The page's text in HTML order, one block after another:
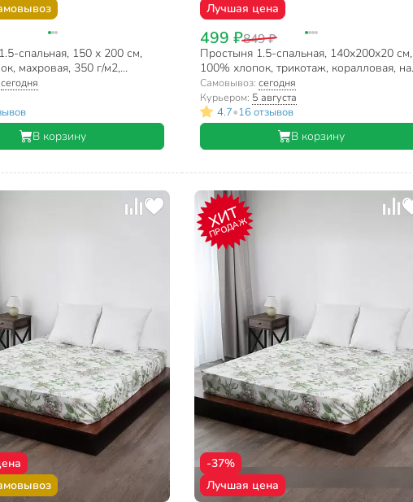
спальная, 150 х 200 см,
махровая, 350 г/м2,
Вышневолоцкий текстиль
сегодня
В корзину
Лучшая цена
499 ₽849 ₽
Простыня 1.5-спальная, 140х200х20 см,
100% хлопок, трикотаж, коралловая, на
резинке, Silvano, Радуга
Самовывоз: сегодня
Курьером: 5 августа
4.7•16 отзывов
В корзину
ХИТ
ПРОДАЖ
-37%
Лучшая цена